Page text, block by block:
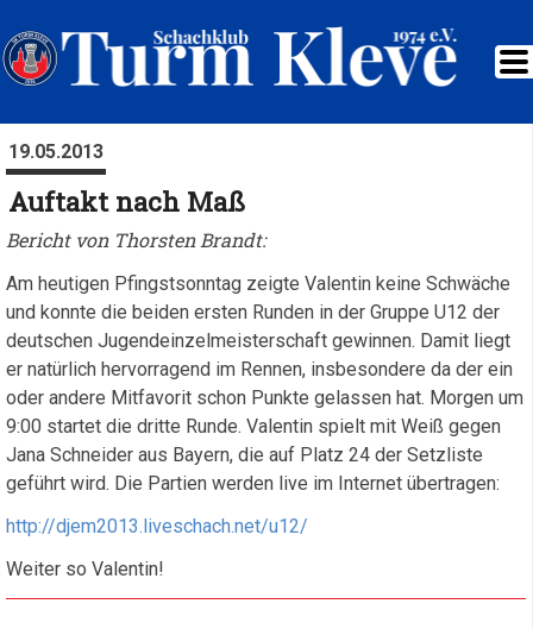
19.05.2013
Auftakt nach Maß
Bericht von Thorsten Brandt:
Am heutigen Pfingstsonntag zeigte Valentin keine Schwäche
und konnte die beiden ersten Runden in der Gruppe U12 der
deutschen Jugendeinzelmeisterschaft gewinnen. Damit liegt
er natürlich hervorragend im Rennen, insbesondere da der ein
oder andere Mitfavorit schon Punkte gelassen hat. Morgen um
9:00 startet die dritte Runde. Valentin spielt mit Weiß gegen
Jana Schneider aus Bayern, die auf Platz 24 der Setzliste
geführt wird. Die Partien werden live im Internet übertragen:
http://djem2013.liveschach.net/u12/
Weiter so Valentin!